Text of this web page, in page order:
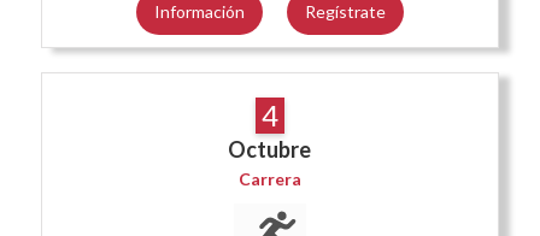
Información Regístrate
4
Octubre
Carrera